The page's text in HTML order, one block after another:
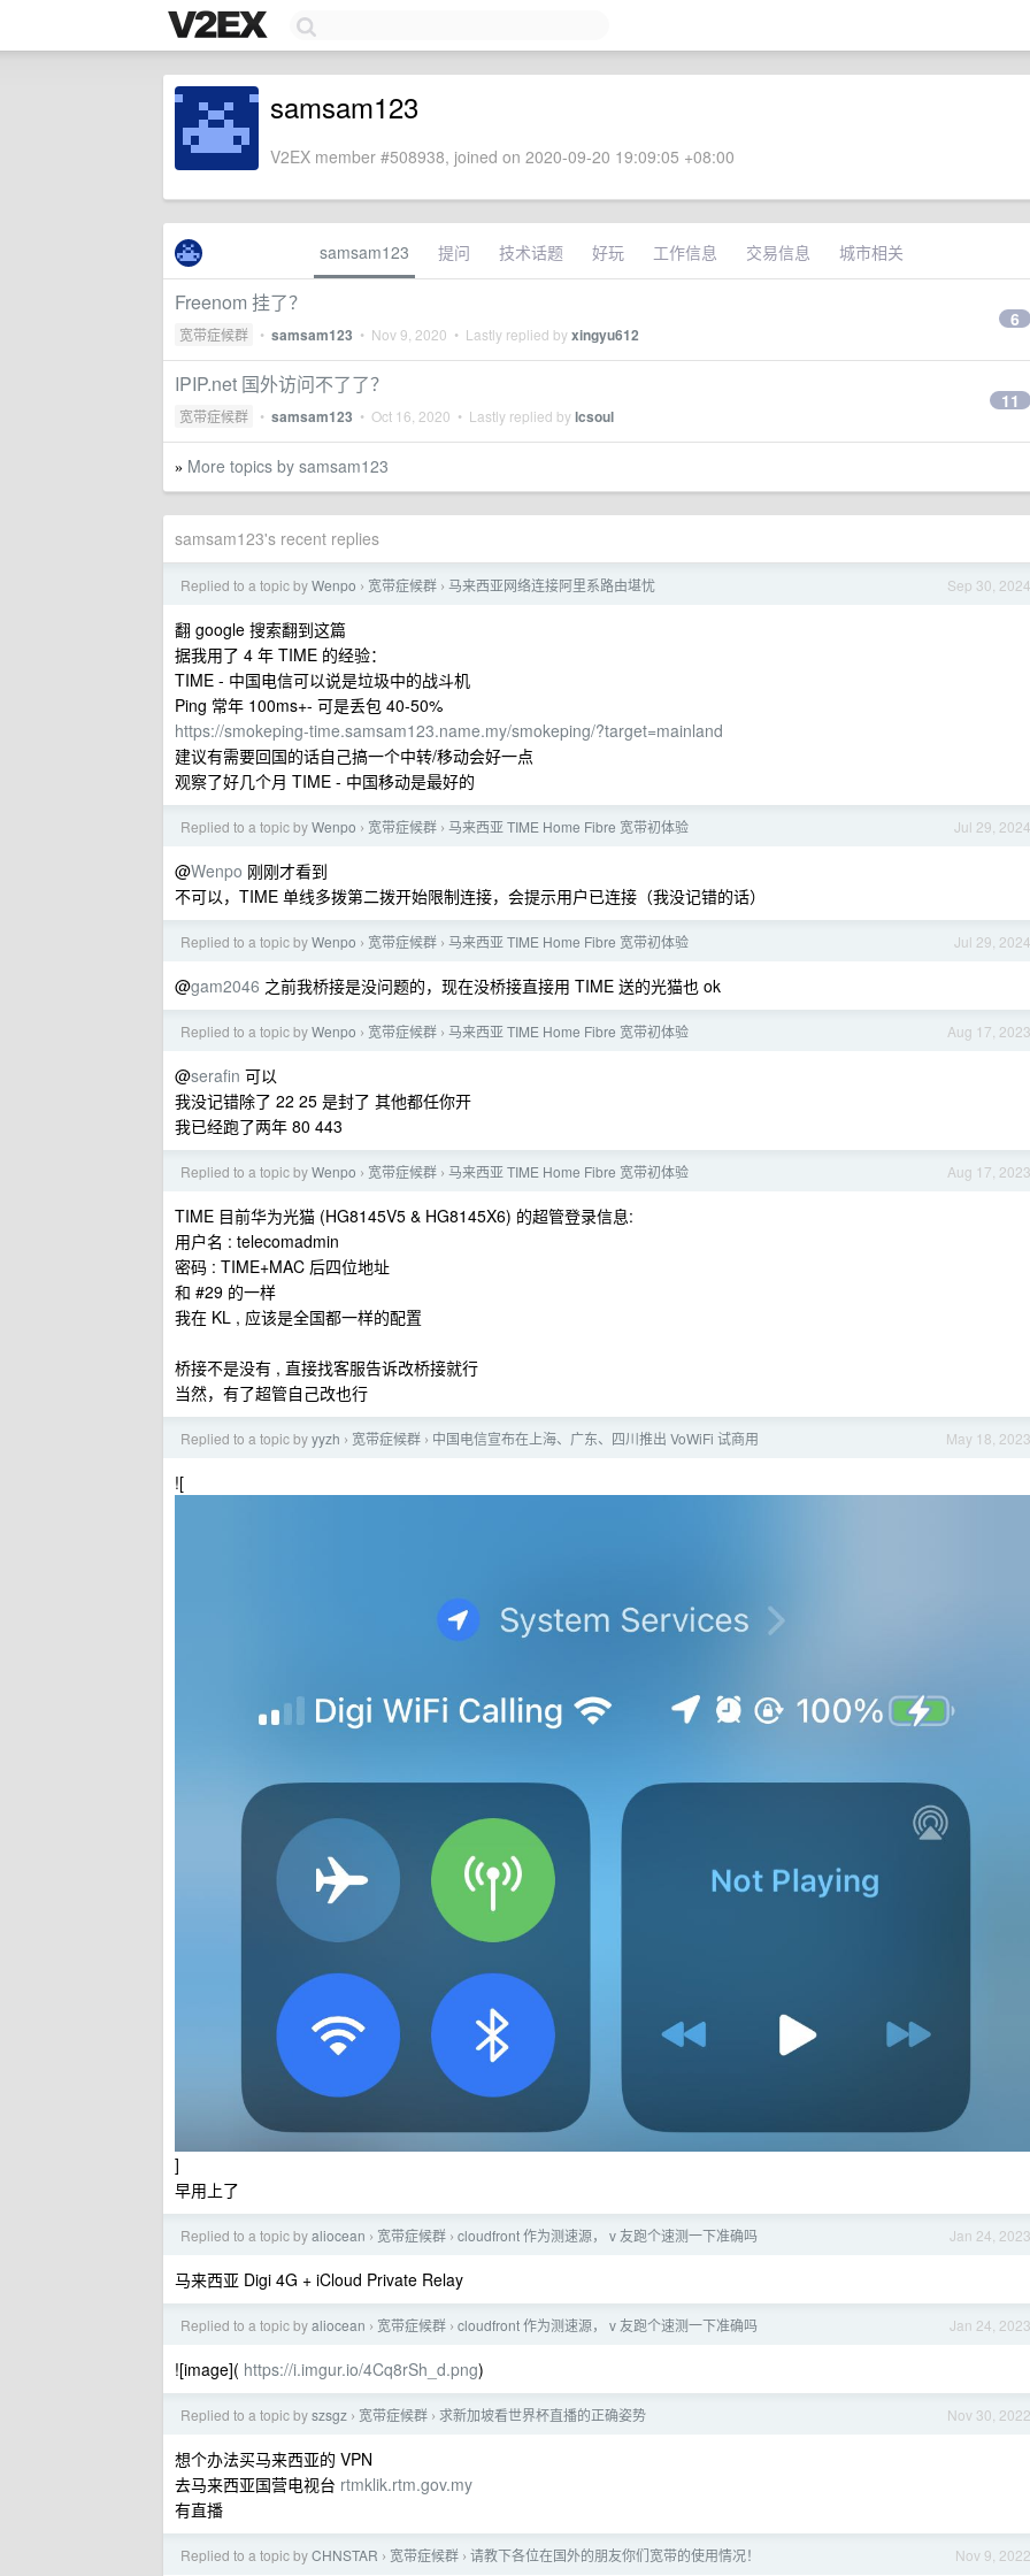
samsam123
V2EX member #508938, joined on 2020-09-20 19:09:05 +08:00
samsam123 提问 技术话题 好玩 工作信息 交易信息 城市相关
Freenom 挂了？
宽带症候群 • samsam123 • Nov 9, 2020 • Lastly replied byxingyu612
6
IPIP.net 国外访问不了了？
宽带症候群 • samsam123 • Oct 16, 2020 • Lastly replied bylcsoul
11
» More topics by samsam123
samsam123's recent replies
Sep 30, 2024
Replied to a topic byWenpo › 宽带症候群 › 马来西亚网络连接阿里系路由堪忧
翻 google 搜索翻到这篇
据我用了 4 年 TIME 的经验：
TIME - 中国电信可以说是垃圾中的战斗机
Ping 常年 100ms+- 可是丢包 40-50%
https://smokeping-time.samsam123.name.my/smokeping/?target=mainland
建议有需要回国的话自己搞一个中转/移动会好一点
观察了好几个月 TIME - 中国移动是最好的
Jul 29, 2024
Replied to a topic byWenpo › 宽带症候群 › 马来西亚 TIME Home Fibre 宽带初体验
@Wenpo 刚刚才看到
不可以，TIME 单线多拨第二拨开始限制连接，会提示用户已连接（我没记错的话）
Jul 29, 2024
Replied to a topic byWenpo › 宽带症候群 › 马来西亚 TIME Home Fibre 宽带初体验
@gam2046 之前我桥接是没问题的，现在没桥接直接用 TIME 送的光猫也 ok
Aug 17, 2023
Replied to a topic byWenpo › 宽带症候群 › 马来西亚 TIME Home Fibre 宽带初体验
@serafin 可以
我没记错除了 22 25 是封了 其他都任你开
我已经跑了两年 80 443
Aug 17, 2023
Replied to a topic byWenpo › 宽带症候群 › 马来西亚 TIME Home Fibre 宽带初体验
TIME 目前华为光猫 (HG8145V5 & HG8145X6) 的超管登录信息:
用户名 : telecomadmin
密码 : TIME+MAC 后四位地址
和 #29 的一样
我在 KL , 应该是全国都一样的配置
桥接不是没有 , 直接找客服告诉改桥接就行
当然，有了超管自己改也行
May 18, 2023
Replied to a topic byyyzh › 宽带症候群 › 中国电信宣布在上海、广东、四川推出 VoWiFi 试商用
![
]
早用上了
Jan 24, 2023
Replied to a topic byaliocean › 宽带症候群 › cloudfront 作为测速源， v 友跑个速测一下准确吗
马来西亚 Digi 4G + iCloud Private Relay
Jan 24, 2023
Replied to a topic byaliocean › 宽带症候群 › cloudfront 作为测速源， v 友跑个速测一下准确吗
![image]( https://i.imgur.io/4Cq8rSh_d.png)
Nov 30, 2022
Replied to a topic byszsgz › 宽带症候群 › 求新加坡看世界杯直播的正确姿势
想个办法买马来西亚的 VPN
去马来西亚国营电视台 rtmklik.rtm.gov.my
有直播
Nov 9, 2022
Replied to a topic byCHNSTAR › 宽带症候群 › 请教下各位在国外的朋友你们宽带的使用情况！